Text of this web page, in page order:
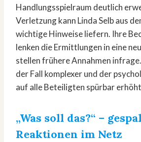
Handlungsspielraum deutlich
Verletzung kann Linda Selb aus
wichtige Hinweise liefern. Ihre
lenken die Ermittlungen in eine
stellen frühere Annahmen
der Fall komplexer und der
auf alle Beteiligten spürbar
„Was soll das?“ –
Reaktionen im Netz